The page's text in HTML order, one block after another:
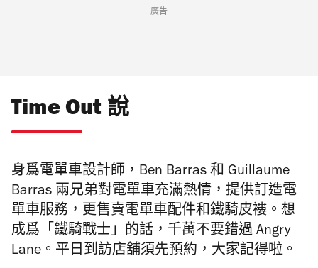
廣告
Time Out 說
身爲電單車設計師，Ben Barras 和 Guillaume
Barras 兩兄弟對電單車充滿熱情，提供訂造電
單車服務，更售賣電單車配件和鐵騎皮褸。想
成爲「鐵騎戰士」的話，千萬不要錯過 Angry
Lane。平日到訪店舖須先預約，大家記得啦。